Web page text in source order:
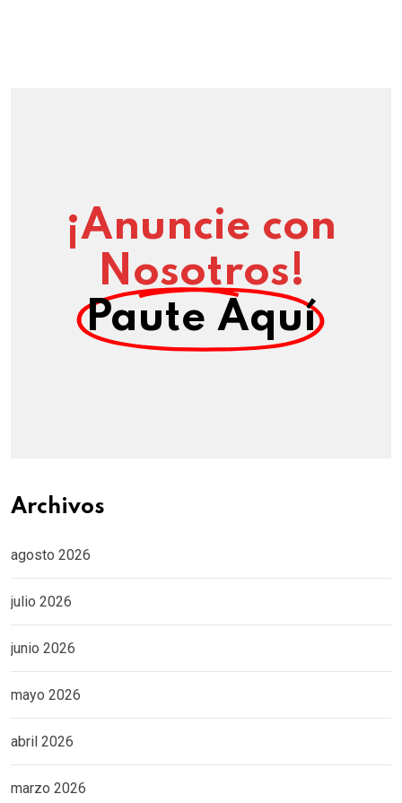
¡Anuncie con
Nosotros!
Paute Aquí
Archivos
agosto 2026
julio 2026
junio 2026
mayo 2026
abril 2026
marzo 2026